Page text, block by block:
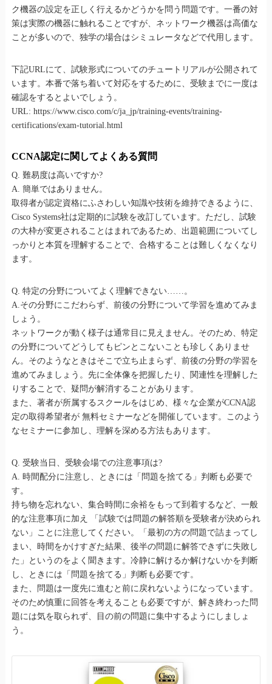
ク機器の設定を正しく行えるかどうかを問う問題です。一番の対
策は実際の機器に触れることですが、ネットワーク機器は高価な
ことが多いので、独学の場合はシミュレータなどで代用します。
下記URLにて、試験形式についてのチュートリアルが公開されて
います。本番で落ち着いて対応をするために、受験までに一度は
確認をするとよいでしょう。
URL: https://www.cisco.com/c/ja_jp/training-events/training-
certifications/exam-tutorial.html
CCNA認定に関してよくある質問
Q. 難易度は高いですか?
A. 簡単ではありません。
取得者が認定資格にふさわしい知識や技術を維持できるように、
Cisco Systems社は定期的に試験を改訂しています。ただし、試験
の大枠が変更されることはまれであるため、出題範囲についてし
っかりと本質を理解することで、合格することは難しくなくなり
ます。
Q. 特定の分野についてよく理解できない……。
A.その分野にこだわらず、前後の分野について学習を進めてみま
しょう。
ネットワークが動く様子は通常目に見えません。そのため、特定
の分野についてどうしてもピンとこないことも珍しくありませ
ん。そのようなときはそこで立ち止まらず、前後の分野の学習を
進めてみましょう。先に全体像を把握したり、関連性を理解した
りすることで、疑問が解消することがあります。
また、著者が所属するスクールをはじめ、様々な企業がCCNA認
定の取得希望者が 無料セミナーなどを開催しています。このよう
なセミナーに参加し、理解を深める方法もあります。
Q. 受験当日、受験会場での注意事項は?
A. 時間配分に注意し、ときには「問題を捨てる」判断も必要で
す。
持ち物を忘れない、集合時間に余裕をもって到着するなど、一般
的な注意事項に加え 「試験では問題の解答順を受験者が決められ
ない」ことに注意してください。「最初の方の問題で詰まってし
まい、時間をかけすぎた結果、後半の問題に解答できずに失敗し
た」というのをよく聞きます。冷静に解けるか解けないかを判断
し、ときには「問題を捨てる」判断も必要です。
また、問題は一度先に進むと前に戻れないようになっています。
そのため慎重に回答を考えることも必要ですが、解き終わった問
題には気を取られず、目の前の問題に集中するようにしましょ
う。